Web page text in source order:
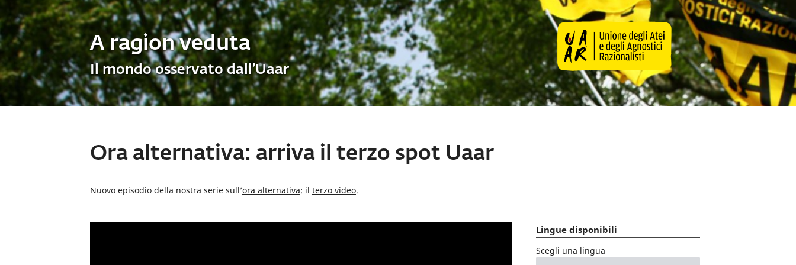
A ragion veduta
Il mondo osservato dall’Uaar
Ora alternativa: arriva il terzo spot Uaar
Nuovo episodio della nostra serie sull’ora alternativa: il terzo video.
Lingue disponibili
Scegli una lingua